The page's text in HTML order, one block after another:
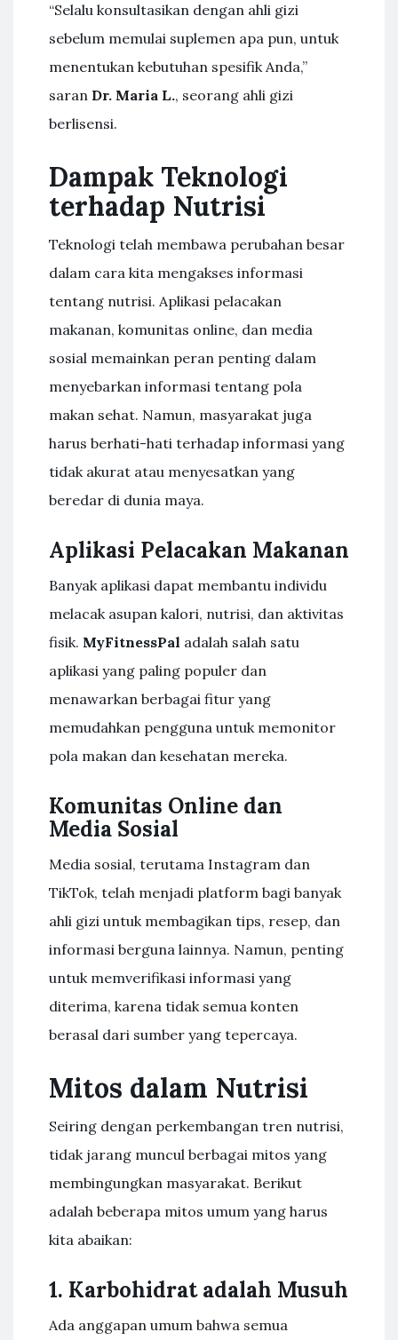
“Selalu konsultasikan dengan ahli gizi
sebelum memulai suplemen apa pun, untuk
menentukan kebutuhan spesifik Anda,”
saran Dr. Maria L., seorang ahli gizi
berlisensi.
Dampak Teknologi
terhadap Nutrisi
Teknologi telah membawa perubahan besar
dalam cara kita mengakses informasi
tentang nutrisi. Aplikasi pelacakan
makanan, komunitas online, dan media
sosial memainkan peran penting dalam
menyebarkan informasi tentang pola
makan sehat. Namun, masyarakat juga
harus berhati-hati terhadap informasi yang
tidak akurat atau menyesatkan yang
beredar di dunia maya.
Aplikasi Pelacakan Makanan
Banyak aplikasi dapat membantu individu
melacak asupan kalori, nutrisi, dan aktivitas
fisik. MyFitnessPal adalah salah satu
aplikasi yang paling populer dan
menawarkan berbagai fitur yang
memudahkan pengguna untuk memonitor
pola makan dan kesehatan mereka.
Komunitas Online dan
Media Sosial
Media sosial, terutama Instagram dan
TikTok, telah menjadi platform bagi banyak
ahli gizi untuk membagikan tips, resep, dan
informasi berguna lainnya. Namun, penting
untuk memverifikasi informasi yang
diterima, karena tidak semua konten
berasal dari sumber yang tepercaya.
Mitos dalam Nutrisi
Seiring dengan perkembangan tren nutrisi,
tidak jarang muncul berbagai mitos yang
membingungkan masyarakat. Berikut
adalah beberapa mitos umum yang harus
kita abaikan:
1. Karbohidrat adalah Musuh
Ada anggapan umum bahwa semua